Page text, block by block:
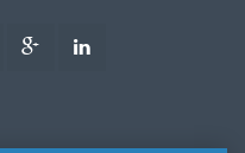
Twitter Google